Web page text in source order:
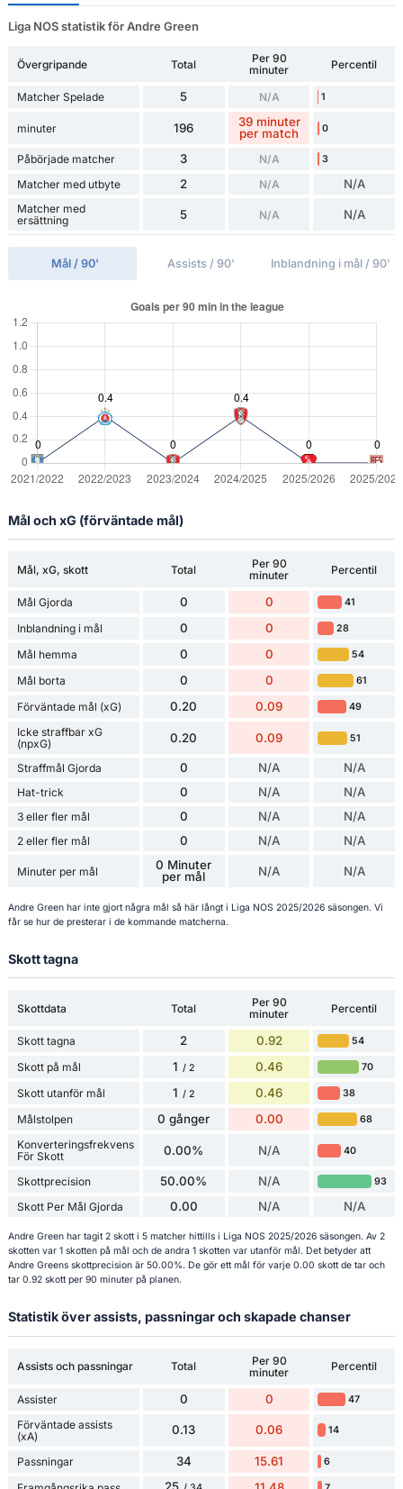
Liga NOS statistik för Andre Green
Övergripande Total
Per 90
minuter
Percentil
Matcher Spelade 5 N/A 1
minuter 196
39 minuter
per match
0
Påbörjade matcher 3 N/A 3
Matcher med utbyte 2 N/A N/A
Matcher med
ersättning
5 N/A N/A
Mål / 90' Assists / 90' Inblandning i mål / 90'
Mål och xG (förväntade mål)
Mål, xG, skott Total
Per 90
minuter
Percentil
Mål Gjorda 0 0 41
Inblandning i mål 0 0 28
Mål hemma 0 0 54
Mål borta 0 0 61
Förväntade mål (xG) 0.20 0.09 49
Icke straffbar xG
(npxG)
0.20 0.09 51
Straffmål Gjorda 0 N/A N/A
Hat-trick 0 N/A N/A
3 eller fler mål 0 N/A N/A
2 eller fler mål 0 N/A N/A
Minuter per mål
0 Minuter
per mål
N/A N/A
Andre Green har inte gjort några mål så här långt i Liga NOS 2025/2026 säsongen. Vi
får se hur de presterar i de kommande matcherna.
Skott tagna
Skottdata Total
Per 90
minuter
Percentil
Skott tagna 2 0.92 54
Skott på mål 1 / 2 0.46 70
Skott utanför mål 1 / 2 0.46 38
Målstolpen 0 gånger 0.00 68
Konverteringsfrekvens
För Skott
0.00% N/A 40
Skottprecision 50.00% N/A 93
Skott Per Mål Gjorda 0.00 N/A N/A
Andre Green har tagit 2 skott i 5 matcher hittills i Liga NOS 2025/2026 säsongen. Av 2
skotten var 1 skotten på mål och de andra 1 skotten var utanför mål. Det betyder att
Andre Greens skottprecision är 50.00%. De gör ett mål för varje 0.00 skott de tar och
tar 0.92 skott per 90 minuter på planen.
Statistik över assists, passningar och skapade chanser
Assists och passningar Total
Per 90
minuter
Percentil
Assister 0 0 47
Förväntade assists
(xA)
0.13 0.06 14
Passningar 34 15.61 6